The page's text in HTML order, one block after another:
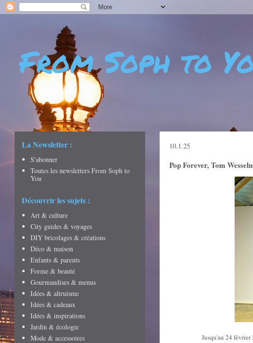
From Soph to
- DÉCOUVERTES - CULTURE - CITY GUIDES - VOYAGES -
10.1.25
Pop Forever, Tom
Jusqu'au 24 février
La Newsletter :
S'abonner
Toutes les newsletters From Soph to
You
Découvrir les sujets :
Art & culture
City guides & voyages
DIY bricolages & créations
Déco & maison
Enfants & parents
Forme & beauté
Gourmandises & menus
Idées & altruisme
Idées & cadeaux
Idées & inspirations
Jardin & écologie
Mode & accessoires